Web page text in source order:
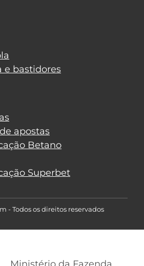
e bastidores
apostas
Betano
Superbet
- Todos os direitos reservados